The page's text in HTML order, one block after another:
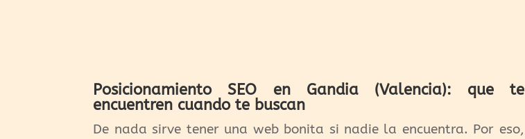
Posicionamiento SEO en Gandia (Valencia): que te
encuentren cuando te buscan
De nada sirve tener una web bonita si nadie la encuentra. Por eso,